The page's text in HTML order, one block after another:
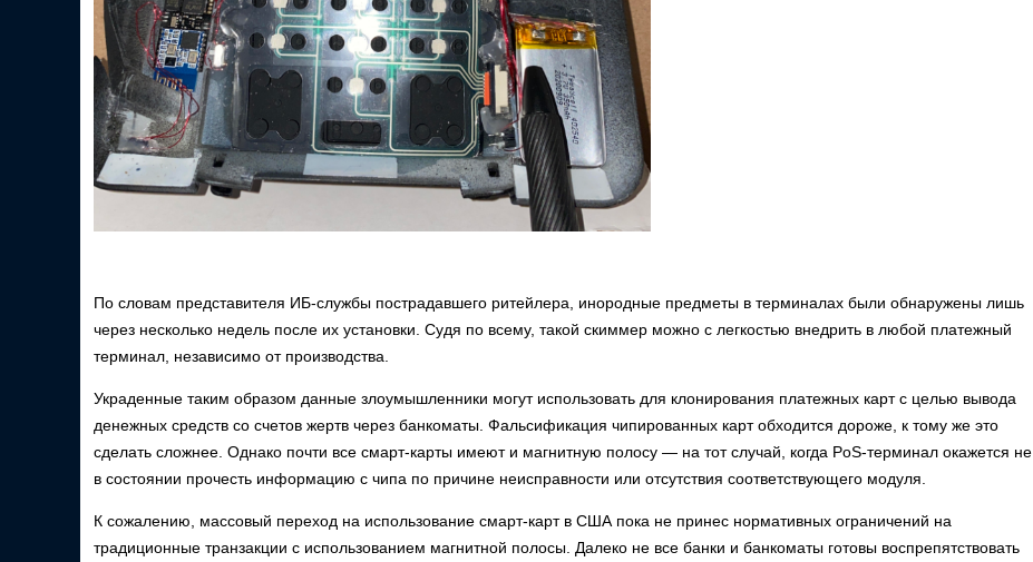
По словам представителя ИБ-службы пострадавшего ритейлера, инородные предметы в терминалах были обнаружены лишь
через несколько недель после их установки. Судя по всему, такой скиммер можно с легкостью внедрить в любой платежный
терминал, независимо от производства.
Украденные таким образом данные злоумышленники могут использовать для клонирования платежных карт с целью вывода
денежных средств со счетов жертв через банкоматы. Фальсификация чипированных карт обходится дороже, к тому же это
сделать сложнее. Однако почти все смарт-карты имеют и магнитную полосу — на тот случай, когда PoS-терминал окажется не
в состоянии прочесть информацию с чипа по причине неисправности или отсутствия соответствующего модуля.
К сожалению, массовый переход на использование смарт-карт в США пока не принес нормативных ограничений на
традиционные транзакции с использованием магнитной полосы. Далеко не все банки и банкоматы готовы воспрепятствовать